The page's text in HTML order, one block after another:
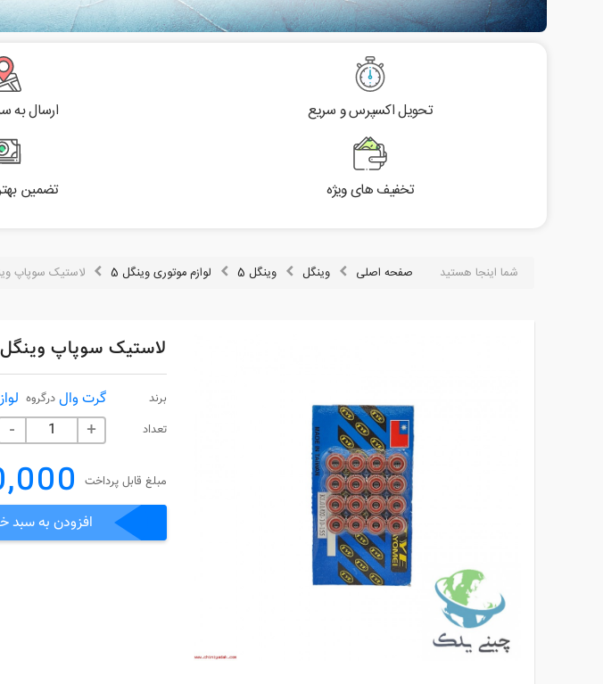
تحویل اکسپرس و سریع ارسال به
تخفیف های ویژه تضمین
شما اینجا هستید صفحه اصلی وینگل وینگل 5 لوازم موتوری وینگل 5 لاستیک سوپاپ
لاستیک سوپاپ وینگل
برند گرت وال درگروه
تعداد - +
مبلغ قابل پرداخت
افزودن به سبد